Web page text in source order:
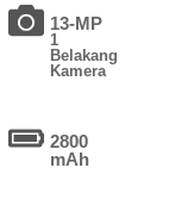
13-MP
1
Belakang
Kamera
2800
mAh